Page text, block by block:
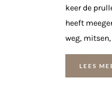
keer de
heeft
weg,
LEES